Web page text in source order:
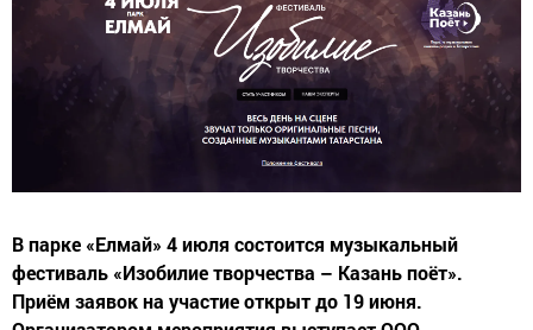
В парке «Елмай» 4 июля состоится музыкальный
фестиваль «Изобилие творчества – Казань поёт».
Приём заявок на участие открыт до 19 июня.